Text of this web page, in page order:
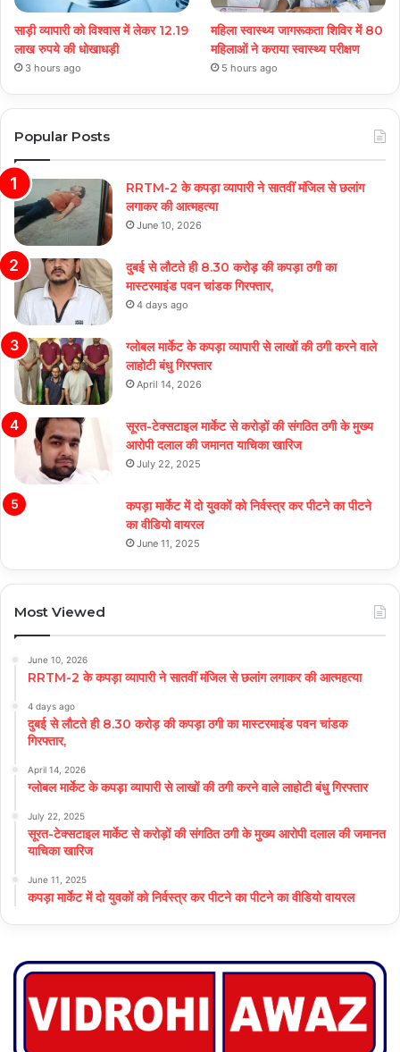
साड़ी व्यापारी को विश्वास में लेकर 12.19
लाख रुपये की धोखाधड़ी
3 hours ago
महिला स्वास्थ्य जागरूकता शिविर में 80
महिलाओं ने कराया स्वास्थ्य परीक्षण
5 hours ago
Popular Posts
RRTM-2 के कपड़ा व्यापारी ने सातवीं मंजिल से छलांग
लगाकर की आत्महत्या
June 10, 2026
दुबई से लौटते ही 8.30 करोड़ की कपड़ा ठगी का
मास्टरमाइंड पवन चांडक गिरफ्तार,
4 days ago
ग्लोबल मार्केट के कपड़ा व्यापारी से लाखों की ठगी करने वाले
लाहोटी बंधु गिरफ्तार
April 14, 2026
सूरत-टेक्सटाइल मार्केट से करोड़ों की संगठित ठगी के मुख्य
आरोपी दलाल की जमानत याचिका खारिज
July 22, 2025
कपड़ा मार्केट में दो युवकों को निर्वस्त्र कर पीटने का पीटने
का वीडियो वायरल
June 11, 2025
Most Viewed
June 10, 2026
RRTM-2 के कपड़ा व्यापारी ने सातवीं मंजिल से छलांग लगाकर की आत्महत्या
4 days ago
दुबई से लौटते ही 8.30 करोड़ की कपड़ा ठगी का मास्टरमाइंड पवन चांडक
गिरफ्तार,
April 14, 2026
ग्लोबल मार्केट के कपड़ा व्यापारी से लाखों की ठगी करने वाले लाहोटी बंधु गिरफ्तार
July 22, 2025
सूरत-टेक्सटाइल मार्केट से करोड़ों की संगठित ठगी के मुख्य आरोपी दलाल की जमानत
याचिका खारिज
June 11, 2025
कपड़ा मार्केट में दो युवकों को निर्वस्त्र कर पीटने का पीटने का वीडियो वायरल